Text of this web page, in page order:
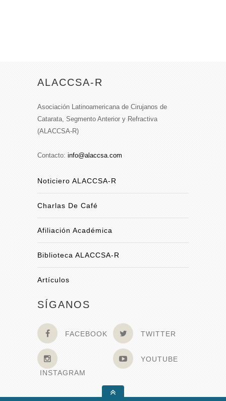
ALACCSA-R
Asociación Latinoamericana de Cirujanos de
Catarata, Segmento Anterior y Refractiva
(ALACCSA-R)
Contacto: info@alaccsa.com
Noticiero ALACCSA-R
Charlas De Café
Afiliación Académica
Biblioteca ALACCSA-R
Artículos
SÍGANOS
FACEBOOK TWITTER
INSTAGRAM
YOUTUBE